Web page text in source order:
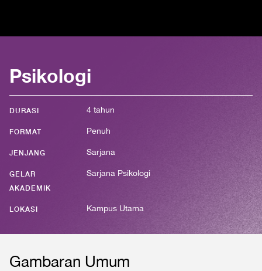
Psikologi
DURASI 4 tahun
FORMAT Penuh
JENJANG Sarjana
GELAR
AKADEMIK
Sarjana Psikologi
LOKASI Kampus Utama
Gambaran Umum